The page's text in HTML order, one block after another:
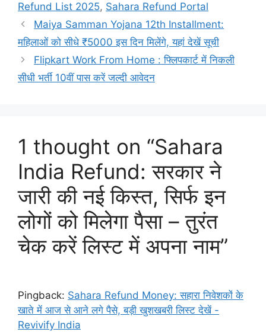
Refund List 2025, Sahara Refund Portal
Maiya Samman Yojana 12th Installment:
महिलाओं को सीधे ₹5000 इस दिन मिलेंगे, यहां देखें सूची
Flipkart Work From Home : फ्लिपकार्ट में निकली
सीधी भर्ती 10वीं पास करें जल्दी आवेदन
1 thought on “Sahara
India Refund: सरकार ने
जारी की नई किस्त, सिर्फ इन
लोगों को मिलेगा पैसा – तुरंत
चेक करें लिस्ट में अपना नाम”
Pingback: Sahara Refund Money: सहारा निवेशकों के
खाते में आज से आने लगे पैसे, बड़ी खुशखबरी लिस्ट देखें -
Revivify India